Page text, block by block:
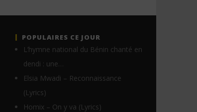
POPULAIRES CE JOUR
L’hymne national du Bénin chanté en
dendi : une…
Elsia Mwadi – Reconnaissance
(Lyrics)
Homix – On y va (Lyrics)